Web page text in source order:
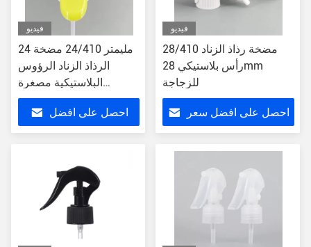
فيديو
24 مليمتر 24/410 مضخة
الرذاذ الزناد الرؤوس
البلاستيكية مصغرة
للزجاجة
احصل على افضل
فيديو
28/410 مضخة رذاذ الزناد
رأس بلاستيكي 28mm
للزجاجة
احصل على افضل سعر